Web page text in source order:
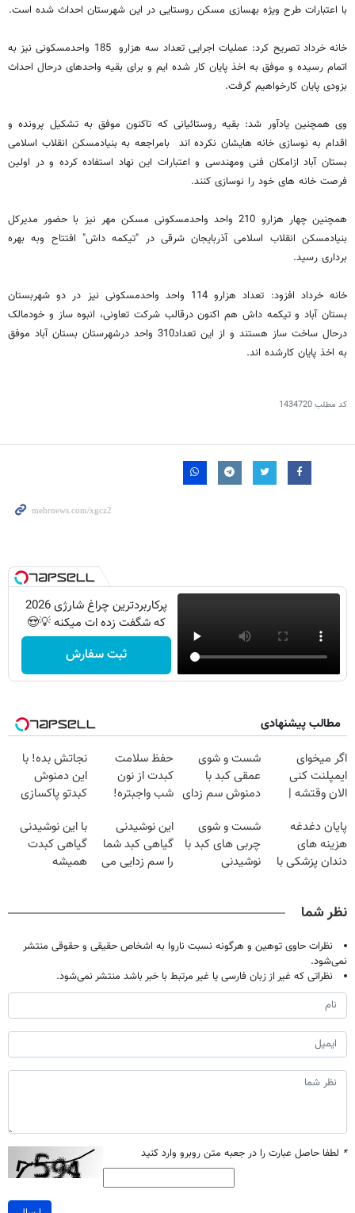
با اعتبارات طرح ویژه بهسازی مسکن روستایی در این شهرستان احداث شده است.
خانه خرداد تصریح کرد: عملیات اجرایی تعداد سه هزارو 185 واحدمسکونی نیز به
اتمام رسیده و موفق به اخذ پایان کار شده ایم و برای بقیه واحدهای درحال احداث
بزودی پایان کارخواهیم گرفت.
وی همچنین یادآور شد: بقیه روستائیانی که تاکنون موفق به تشکیل پرونده و
اقدام به نوسازی خانه هایشان نکرده اند بامراجعه به بنیادمسکن انقلاب اسلامی
بستان آباد ازامکان فنی ومهندسی و اعتبارات این نهاد استفاده کرده و در اولین
فرصت خانه های خود را نوسازی کنند.
همچنین چهار هزارو 210 واحد واحدمسکونی مسکن مهر نیز با حضور مدیرکل
بنیادمسکن انقلاب اسلامی آذربایجان شرقی در "تیکمه داش" افتتاح وبه بهره
برداری رسید.
خانه خرداد افزود: تعداد هزارو 114 واحد واحدمسکونی نیز در دو شهربستان
بستان آباد و تیکمه داش هم اکنون درقالب شرکت تعاونی، انبوه ساز و خودمالک
درحال ساخت ساز هستند و از این تعداد310 واحد درشهرستان بستان آباد موفق
به اخذ پایان کارشده اند.
کد مطلب1434720
پرکاربردترین چراغ شارژی 2026
که شگفت زده ات میکنه 💡😍
ثبت سفارش
مطالب پیشنهادی
اگر میخوای
ایمپلنت کنی
الان وقتشه |
میلیون تومان!!!
شست و شوی
عمقی کبد با
دمنوش سم زدای
حفظ سلامت
کبدت از نون
شب واجبتره!
نجاتش بده! با
این دمنوش
کبدتو پاکسازی
مرجوعی
پایان دغدغه
هزینه های
دندان پزشکی با
شست و شوی
چربی های کبد با
نوشیدنی
این نوشیدنی
گیاهی کبد شما
را سم زدایی می
با این نوشیدنی
گیاهی کبدت
همیشه
نظر شما
نظرات حاوی توهین و هرگونه نسبت ناروا به اشخاص حقیقی و حقوقی منتشر
نمی‌شود.
نظراتی که غیر از زبان فارسی یا غیر مرتبط با خبر باشد منتشر نمی‌شود.
* لطفا حاصل عبارت را در جعبه متن روبرو وارد کنید